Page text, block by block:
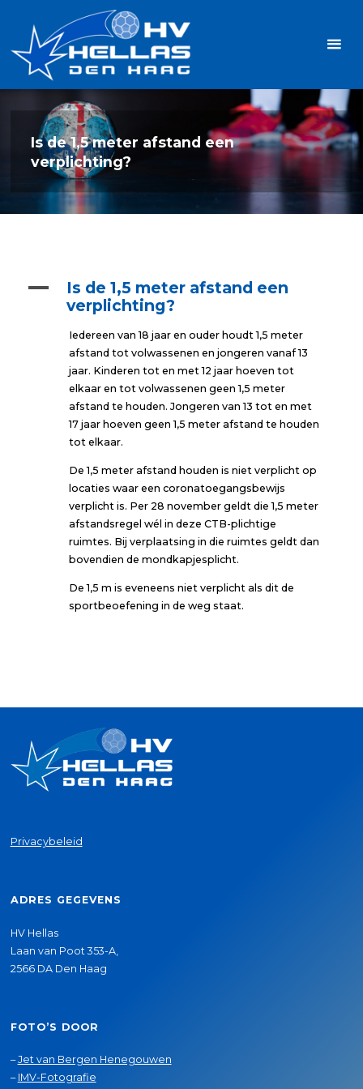
inhoud
Is de 1,5 meter afstand een
verplichting?
A
Is de 1,5 meter afstand een
verplichting?
Iedereen van 18 jaar en ouder houdt 1,5 meter
afstand tot volwassenen en jongeren vanaf 13
jaar. Kinderen tot en met 12 jaar hoeven tot
elkaar en tot volwassenen geen 1,5 meter
afstand te houden. Jongeren van 13 tot en met
17 jaar hoeven geen 1,5 meter afstand te houden
tot elkaar.
De 1,5 meter afstand houden is niet verplicht op
locaties waar een coronatoegangsbewijs
verplicht is. Per 28 november geldt die 1,5 meter
afstandsregel wél in deze CTB-plichtige
ruimtes. Bij verplaatsing in die ruimtes geldt dan
bovendien de mondkapjesplicht.
De 1,5 m is eveneens niet verplicht als dit de
sportbeoefening in de weg staat.
Privacybeleid
ADRES GEGEVENS
HV Hellas
Laan van Poot 353-A,
2566 DA Den Haag
FOTO’S DOOR
–Jet van Bergen Henegouwen
– IMV-Fotografie